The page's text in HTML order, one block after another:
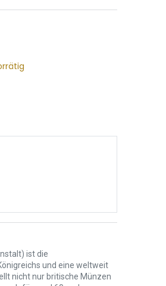
ist die
und eine weltweit
nicht nur britische Münzen